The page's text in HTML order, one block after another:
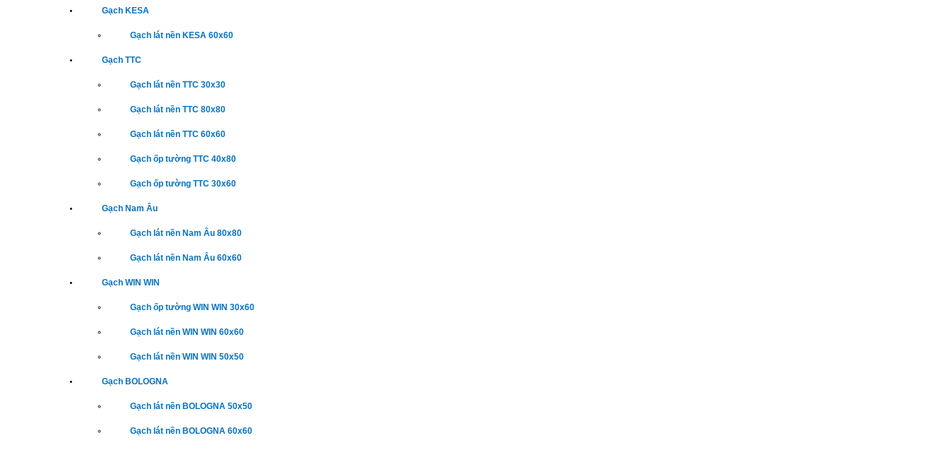
Gạch KESA
Gạch lát nền KESA 60x60
Gạch TTC
Gạch lát nền TTC 30x30
Gạch lát nền TTC 80x80
Gạch lát nền TTC 60x60
Gạch ốp tường TTC 40x80
Gạch ốp tường TTC 30x60
Gạch Nam Âu
Gạch lát nền Nam Âu 80x80
Gạch lát nền Nam Âu 60x60
Gạch WIN WIN
Gạch ốp tường WIN WIN 30x60
Gạch lát nền WIN WIN 60x60
Gạch lát nền WIN WIN 50x50
Gạch BOLOGNA
Gạch lát nền BOLOGNA 50x50
Gạch lát nền BOLOGNA 60x60